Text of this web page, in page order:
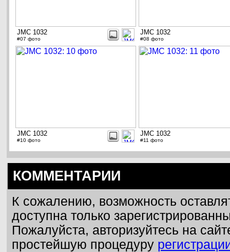
JMC 1032
#07 фото
JMC 1032
#08 фото
JMC 1032
#10 фото
JMC 1032
#11 фото
КОММЕНТАРИИ
К сожалению, возможность
доступна только
Пожалуйста, авторизуйтесь на
простейшую процедуру